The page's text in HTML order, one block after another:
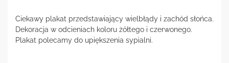
Ciekawy plakat przedstawiający wielbłądy i zachód słońca.
Dekoracja w odcieniach koloru żółtego i czerwonego.
Plakat polecamy do upiększenia sypialni.